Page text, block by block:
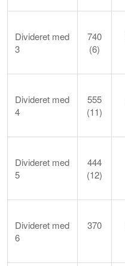
Divideret med
3
740
(6)
Divideret med
4
555
(11)
Divideret med
5
444
(12)
Divideret med
6
370